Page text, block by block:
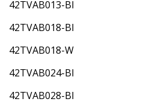
42TVAB013-BI
42TVAB018-BI
42TVAB018-W
42TVAB024-BI
42TVAB028-BI